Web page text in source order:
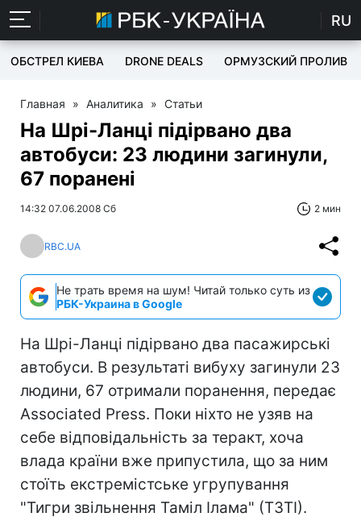
RU
ОБСТРЕЛ КИЕВА DRONE DEALS ОРМУЗСКИЙ ПРОЛИВ
Главная » Аналитика » Статьи
На Шрі-Ланці підірвано два
автобуси: 23 людини загинули,
67 поранені
14:32 07.06.2008 Сб 2 мин
RBC.UA
Не трать время на шум! Читай только суть из
РБК-Украина в Google
На Шрі-Ланці підірвано два пасажирські
автобуси. В результаті вибуху загинули 23
людини, 67 отримали поранення, передає
Associated Press. Поки ніхто не узяв на
себе відповідальність за теракт, хоча
влада країни вже припустила, що за ним
стоїть екстремістське угрупування
"Тигри звільнення Таміл Ілама" (ТЗТІ).